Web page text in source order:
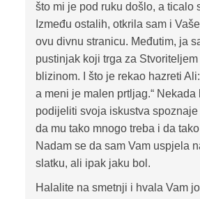
što mi je pod ruku došlo, a ticalo
Između ostalih, otkrila sam i
ovu divnu stranicu. Međutim, ja
pustinjak koji trga za
blizinom. I što je rekao hazreti
a meni je malen prtljag.“
podijeliti svoja iskustva
da mu tako mnogo treba i da tako
Nadam se da sam Vam uspjela
slatku, ali ipak jaku bol.
Halalite na smetnji i hvala Vam